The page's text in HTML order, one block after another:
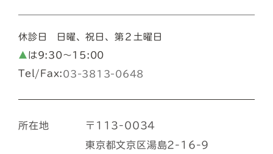
休診日 日曜、祝日、第２土曜日
▲ は9:30～15:00
Tel/Fax: 03-3813-0648
所在地
〒113-0034
東京都文京区湯島2-16-9